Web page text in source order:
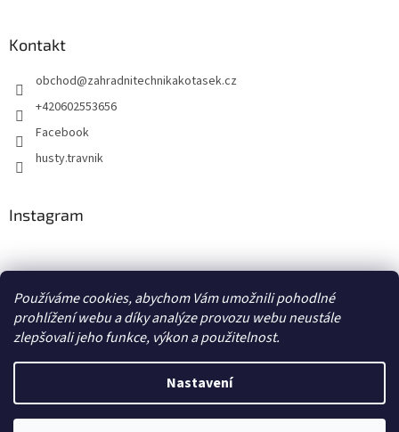
Používáme cookies, abychom Vám umožnili pohodlné
prohlížení webu a díky analýze provozu webu neustále
zlepšovali jeho funkce, výkon a použitelnost.
Nastavení
Kontakt
obchod@zahradnitechnikakotasek.cz
+420602553656
Facebook
husty.travnik
Instagram
Copyright 2026Zahradní technika Kotásek. Všechna práva